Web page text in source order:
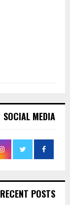
SOCIAL MEDIA
RECENT POSTS